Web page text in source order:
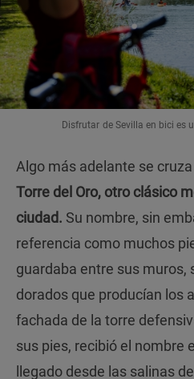
Disfrutar de Sevilla en bici es
Algo más adelante se
Torre del Oro, otro clásico
ciudad. Su nombre, sin
referencia como muchos
guardaba entre sus muros,
dorados que producían los
fachada de la torre
sus pies, recibió el nombre
llegado desde las salinas